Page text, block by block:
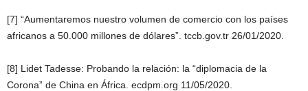
[7] “Aumentaremos nuestro volumen de comercio con los países
africanos a 50.000 millones de dólares”. tccb.gov.tr ​​26/01/2020.
[8] Lidet Tadesse: Probando la relación: la “diplomacia de la
Corona” de China en África. ecdpm.org 11/05/2020.